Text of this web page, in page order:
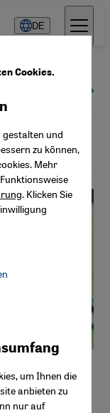
DE
Sing
Cookies.
um Ihnen die
anbieten zu
nur auf
gestalten und
zu können,
Mehr
. Klicken Sie
Maps Embed,